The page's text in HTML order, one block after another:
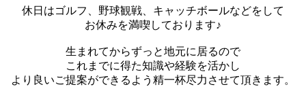
休日はゴルフ、野球観戦、キャッチボールなどをして
お休みを満喫しております♪
生まれてからずっと地元に居るので
これまでに得た知識や経験を活かし
より良いご提案ができるよう精一杯尽力させて頂きます。